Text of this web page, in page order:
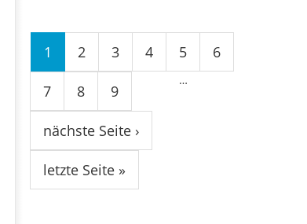
Seiten
1 2 3 4 5 6
7 8 9
…
nächste Seite ›
letzte Seite »